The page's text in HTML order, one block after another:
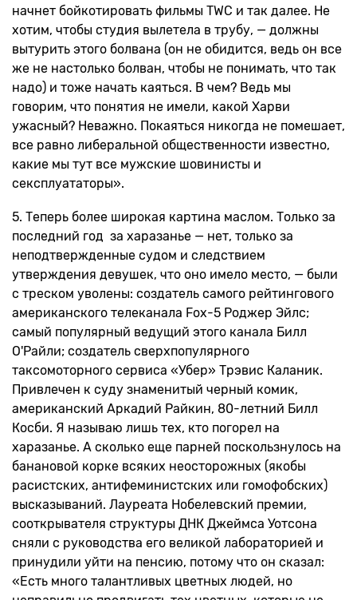
начнет бойкотировать фильмы TWC и так далее. Не
хотим, чтобы студия вылетела в трубу, — должны
вытурить этого болвана (он не обидится, ведь он все
же не настолько болван, чтобы не понимать, что так
надо) и тоже начать каяться. В чем? Ведь мы
говорим, что понятия не имели, какой Харви
ужасный? Неважно. Покаяться никогда не помешает,
все равно либеральной общественности известно,
какие мы тут все мужские шовинисты и
сексплуататоры».
5. Теперь более широкая картина маслом. Только за
последний год за харазанье — нет, только за
неподтвержденные судом и следствием
утверждения девушек, что оно имело место, — были
с треском уволены: создатель самого рейтингового
американского телеканала Fox-5 Роджер Эйлс;
самый популярный ведущий этого канала Билл
О'Райли; создатель сверхпопулярного
таксомоторного сервиса «Убер» Трэвис Каланик.
Привлечен к суду знаменитый черный комик,
американский Аркадий Райкин, 80-летний Билл
Косби. Я называю лишь тех, кто погорел на
харазанье. А сколько еще парней поскользнулось на
банановой корке всяких неосторожных (якобы
расистских, антифеминистских или гомофобских)
высказываний. Лауреата Нобелевский премии,
сооткрывателя структуры ДНК Джеймса Уотсона
сняли с руководства его великой лабораторией и
принудили уйти на пенсию, потому что он сказал:
«Есть много талантливых цветных людей, но